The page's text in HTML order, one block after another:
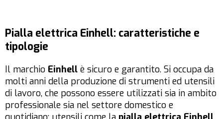
Pialla elettrica Einhell: caratteristiche e
tipologie
Il marchio Einhell è sicuro e garantito. Si occupa da
molti anni della produzione di strumenti ed utensili
di lavoro, che possono essere utilizzati sia in ambito
professionale sia nel settore domestico e